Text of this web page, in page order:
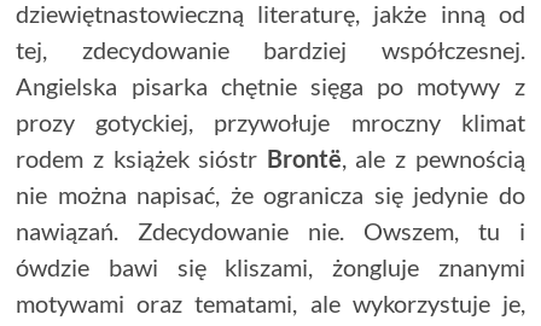
dziewiętnastowieczną literaturę, jakże inną od
tej, zdecydowanie bardziej współczesnej.
Angielska pisarka chętnie sięga po motywy z
prozy gotyckiej, przywołuje mroczny klimat
rodem z książek sióstr Brontë, ale z pewnością
nie można napisać, że ogranicza się jedynie do
nawiązań. Zdecydowanie nie. Owszem, tu i
ówdzie bawi się kliszami, żongluje znanymi
motywami oraz tematami, ale wykorzystuje je,